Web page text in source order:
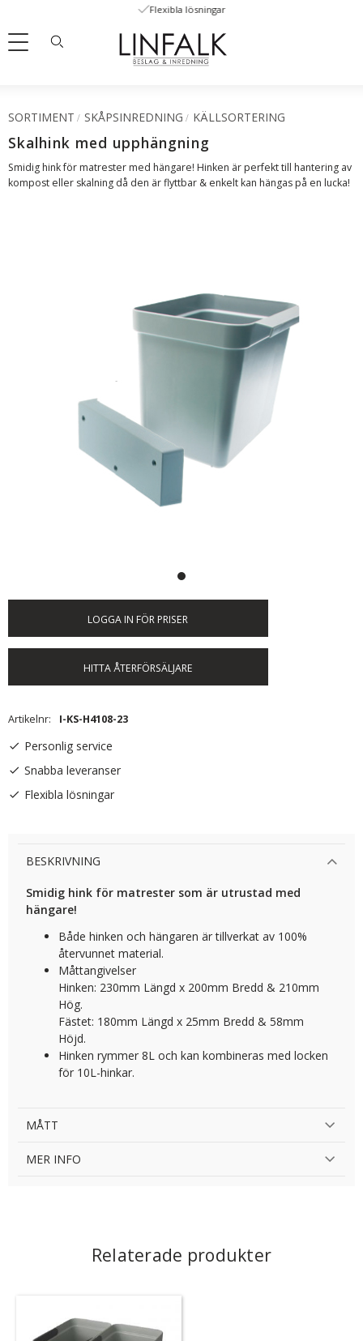
Meny
Flexibla lösningar
SORTIMENT SKÅPSINREDNING KÄLLSORTERING
Skalhink med upphängning
Smidig hink för matrester med hängare! Hinken är perfekt till hantering av
kompost eller skalning då den är flyttbar & enkelt kan hängas på en lucka!
LOGGA IN FÖR PRISER
HITTA ÅTERFÖRSÄLJARE
Artikelnr I-KS-H4108-23
Personlig service
Snabba leveranser
Flexibla lösningar
BESKRIVNING
Smidig hink för matrester som är utrustad med
hängare!
Både hinken och hängaren är tillverkat av 100%
återvunnet material.
Måttangivelser
Hinken: 230mm Längd x 200mm Bredd & 210mm
Hög.
Fästet: 180mm Längd x 25mm Bredd & 58mm
Höjd.
Hinken rymmer 8L och kan kombineras med locken
för 10L-hinkar.
MÅTT
MER INFO
Relaterade produkter